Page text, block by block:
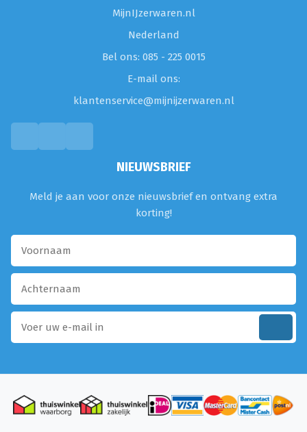
MijnIJzerwaren.nl
Nederland
Bel ons: 085 - 225 0015
E-mail ons:
klantenservice@mijnijzerwaren.nl
NIEUWSBRIEF
Meld je aan voor onze nieuwsbrief en ontvang extra
korting!